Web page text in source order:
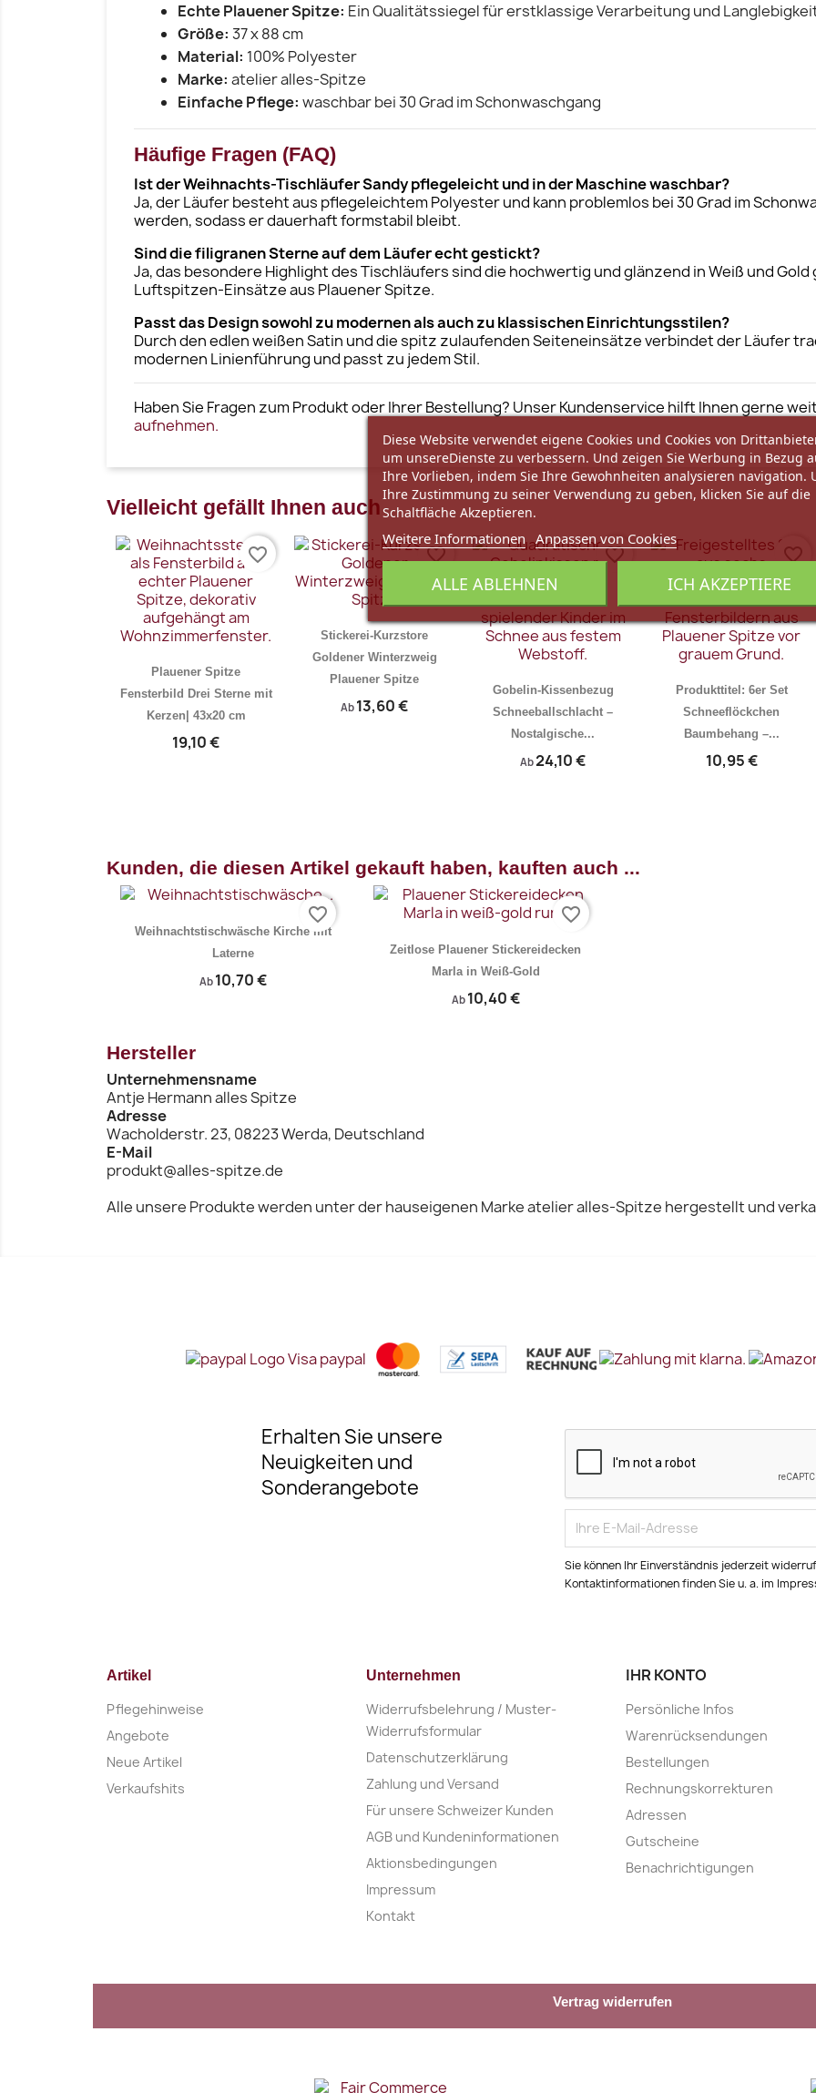
Echte Plauener Spitze: Ein Qualitätssiegel für erstklassige Verarbeitung und
Größe: 37 x 88 cm
Material: 100% Polyester
Marke: atelier alles-Spitze
Einfache Pflege: waschbar bei 30 Grad im Schonwaschgang
Häufige Fragen (FAQ)
Ist der Weihnachts-Tischläufer Sandy pflegeleicht und in der Maschine waschbar?
Ja, der Läufer besteht aus pflegeleichtem Polyester und kann problemlos bei 30 Grad im
werden, sodass er dauerhaft formstabil bleibt.
Sind die filigranen Sterne auf dem Läufer echt gestickt?
Ja, das besondere Highlight des Tischläufers sind die hochwertig und glänzend in Weiß und
Luftspitzen-Einsätze aus Plauener Spitze.
Passt das Design sowohl zu modernen als auch zu klassischen Einrichtungsstilen?
Durch den edlen weißen Satin und die spitz zulaufenden Seiteneinsätze verbindet der Läufer
modernen Linienführung und passt zu jedem Stil.
Haben Sie Fragen zum Produkt oder Ihrer Bestellung? Unser Kundenservice hilft Ihnen gerne
aufnehmen.
Vielleicht gefällt Ihnen auch
Plauener Spitze
Fensterbild Drei Sterne mit
Kerzen| 43x20 cm
19,10 €
favorite_border
Stickerei-Kurzstore
Goldener Winterzweig
Plauener Spitze
Ab 13,60 €
favorite_border
Gobelin-Kissenbezug
Schneeballschlacht –
Nostalgische...
Ab24,10 €
favorite_border
Produkttitel: 6er Set
Schneeflöckchen
Baumbehang –...
10,95 €
favorite_border
Kunden, die diesen Artikel gekauft haben, kauften auch ...
 Vorschau
Weihnachtstischwäsche Kirche mit
Laterne
Ab 10,70 €
favorite_border
Zeitlose Plauener Stickereidecken
Marla in Weiß-Gold
Ab 10,40 €
favorite_border
Hersteller
Unternehmensname
Antje Hermann alles Spitze
Adresse
Wacholderstr. 23, 08223 Werda, Deutschland
E-Mail
produkt@alles-spitze.de
Alle unsere Produkte werden unter der hauseigenen Marke atelier alles-Spitze hergestellt und
Erhalten Sie unsere
Neuigkeiten und
Sonderangebote
Sie können Ihr Einverständnis jederzeit
Kontaktinformationen finden Sie u. a. im
Artikel
Pflegehinweise
Angebote
Neue Artikel
Verkaufshits
Unternehmen
Widerrufsbelehrung / Muster-
Widerrufsformular
Datenschutzerklärung
Zahlung und Versand
Für unsere Schweizer Kunden
AGB und Kundeninformationen
Aktionsbedingungen
Impressum
Kontakt
IHR KONTO
Persönliche Infos
Warenrücksendungen
Bestellungen
Rechnungskorrekturen
Adressen
Gutscheine
Benachrichtigungen
Diese Website verwendet eigene Cookies und Cookies von
um unsereDienste zu verbessern. Und zeigen Sie Werbung in Bezug
Ihre Vorlieben, indem Sie Ihre Gewohnheiten analysieren navigation.
Ihre Zustimmung zu seiner Verwendung zu geben, klicken Sie auf die
Schaltfläche Akzeptieren.
Weitere Informationen Anpassen von Cookies
ALLE ABLEHNEN ICH AKZEPTIERE
Vertrag widerrufen